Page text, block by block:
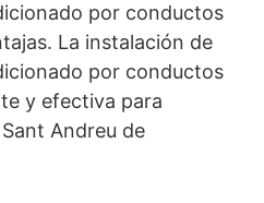
por conductos
La instalación de
por conductos
y efectiva para
Andreu de